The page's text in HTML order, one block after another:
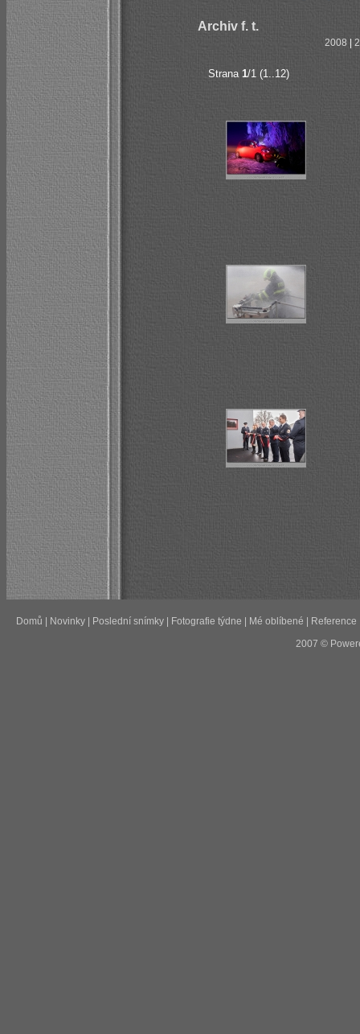
Archiv f. t.
2008
Strana 1/1 (1..12)
Domů Novinky| Poslední snímky| Fotografie týdne Mé oblíbené Reference
2007 ©